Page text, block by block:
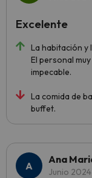
La habitación y
El personal
impecable.
La comida de
buffet.
Excelente
Ana
Junio 2024